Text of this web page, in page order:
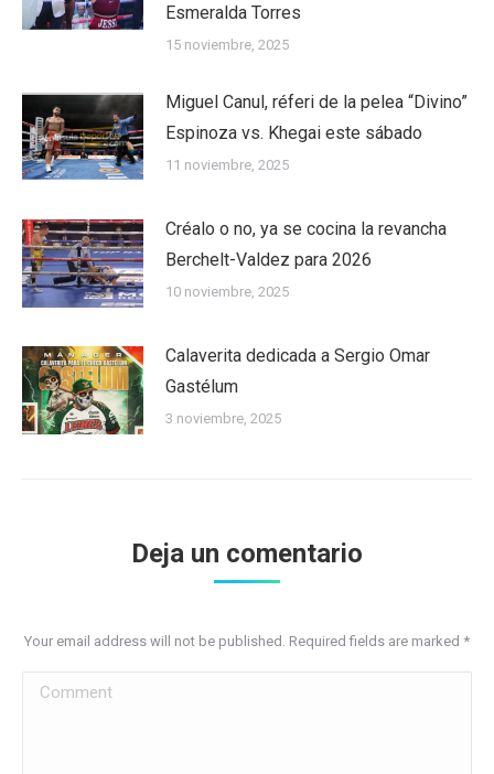
Esmeralda Torres
15 noviembre, 2025
Miguel Canul, réferi de la pelea “Divino”
Espinoza vs. Khegai este sábado
11 noviembre, 2025
Créalo o no, ya se cocina la revancha
Berchelt-Valdez para 2026
10 noviembre, 2025
Calaverita dedicada a Sergio Omar
Gastélum
3 noviembre, 2025
Deja un comentario
Your email address will not be published. Required fields are marked *
Comment